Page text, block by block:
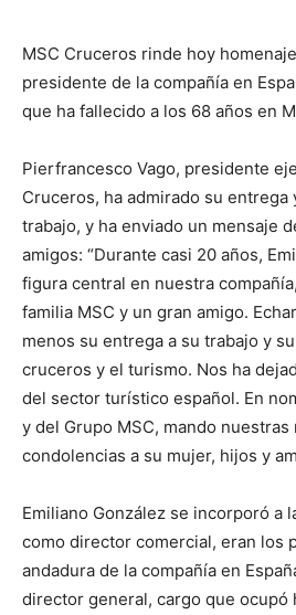
MSC Cruceros rinde hoy
presidente de la compañía en
que ha fallecido a los 68 años en
Pierfrancesco Vago, presidente
Cruceros, ha admirado su entrega
trabajo, y ha enviado un mensaje
amigos: “Durante casi 20 años,
figura central en nuestra
familia MSC y un gran amigo.
menos su entrega a su trabajo y
cruceros y el turismo. Nos ha
del sector turístico español. En
y del Grupo MSC, mando nuestras
condolencias a su mujer, hijos y
Emiliano González se incorporó a
como director comercial, eran los
andadura de la compañía en
director general, cargo que ocupó